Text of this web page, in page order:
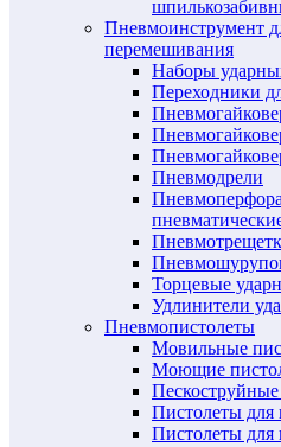
Пневмоинструмент
перемешивания
Наборы
Переходники
Пневмодрели
Торцевые
Удлинители
Пневмопистолеты
Мовильные
Моющие
Пистолеты для
Пистолеты для